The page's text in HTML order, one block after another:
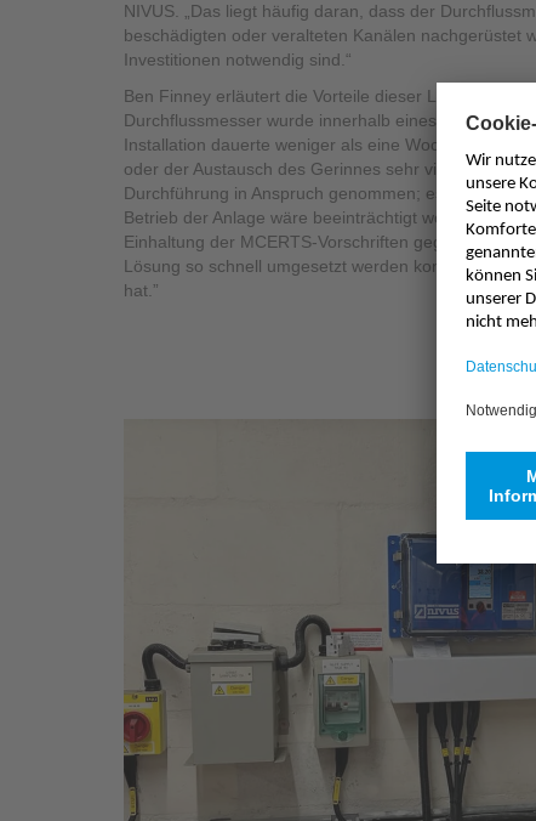
NIVUS. „Das liegt häufig daran, dass der
beschädigten oder veralteten Kanälen nachgerüstet
Investitionen notwendig sind.“
Ben Finney erläutert die Vorteile dieser Lösung: „Der
Durchflussmesser wurde innerhalb eines Monats
Installation dauerte weniger als eine Woche. Im
oder der Austausch des Gerinnes sehr viel mehr
Durchführung in Anspruch genommen; es hätte
Betrieb der Anlage wäre beeinträchtigt worden und
Einhaltung der MCERTS-Vorschriften gegeben. Wir
Lösung so schnell umgesetzt werden konnte und
hat.”